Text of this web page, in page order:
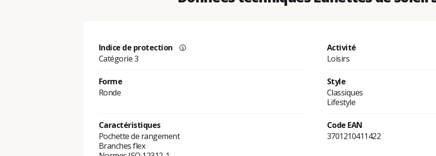
Indice de protection
Catégorie 3
Activité
Loisirs
Forme
Ronde
Style
Classiques
Lifestyle
Caractéristiques
Pochette de rangement
Branches flex
Code EAN
3701210411422